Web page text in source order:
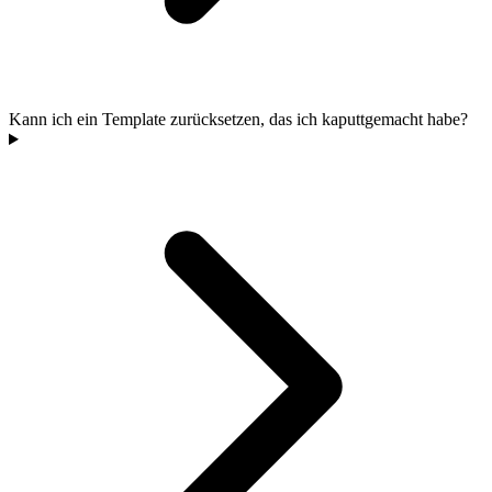
Kann ich ein Template zurücksetzen, das ich kaputtgemacht habe?